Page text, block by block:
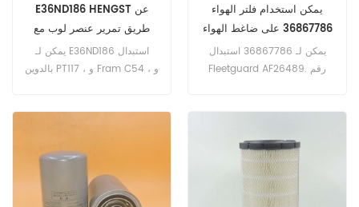
E36ND186 HENGST عن
طريق تمرير عنصر لوب مع
مقبض الكفالةيمكن لـ E36ND186 استبدال
بالدوين PT117 ، و Fram C54 ، و
يمكن استخدام فلتر الهواء
36867786 على ضاغط الهواء
Ingersoll Randيمكن لـ 36867786 استبدال
Fleetguard AF26489. رقم